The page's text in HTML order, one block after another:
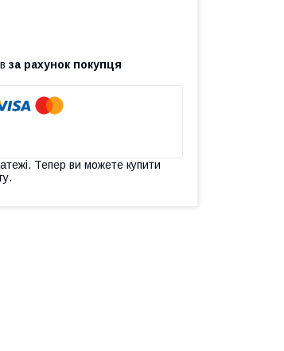
за рахунок покупця
Тепер ви можете купити